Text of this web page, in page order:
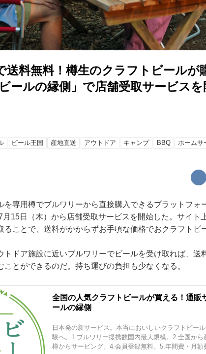
送料無料！樽生のクラフトビールが
ールの縁側」で店舗受取サービスを
ビール王国 産地直送 アウトドア キャンプ BBQ ホームサ
を専用樽でブルワリーから直接購入できるプラットフォ
15日（木）から店舗受取サービスを開始した。サイト
ることで、送料がかからずお手頃な価格でおクラフトビ
トドア施設に近いブルワリーでビールを受け取れば、送
とができるのだ。持ち運びの負担も少なくなる。
全国の人気クラフトビールが買える！通販
ールの縁側
日本発の新サービス。本当においしいクラフトビー
験へ。1.ブルワリー提携数国内最大規模。2.全国から
樽からサービング。4.会員登録無料。5.年間費・月額